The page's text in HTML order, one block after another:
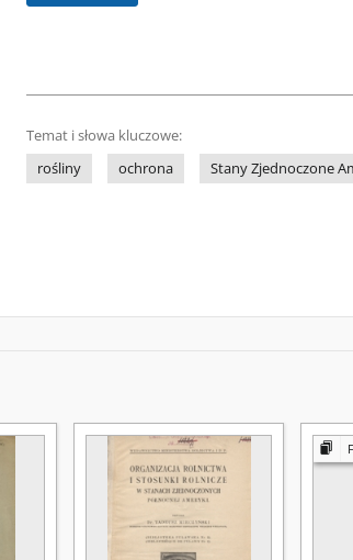
Temat i słowa kluczowe:
rośliny
ochrona Stany Zjednoczone